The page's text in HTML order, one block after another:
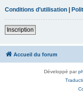
Conditions d’utilisation |
Inscription
Accueil du forum
Développé par